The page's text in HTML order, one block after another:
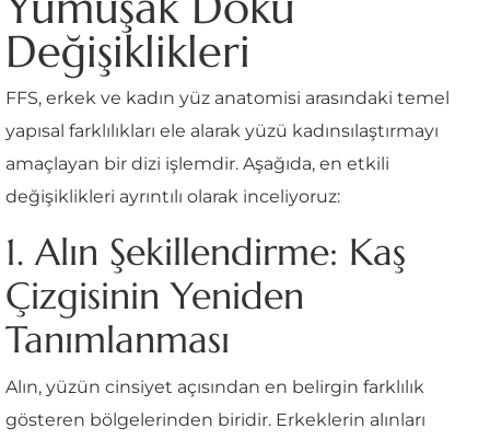
Değişiklikleri
FFS, erkek ve kadın yüz anatomisi arasındaki temel
yapısal farklılıkları ele alarak yüzü kadınsılaştırmayı
amaçlayan bir dizi işlemdir. Aşağıda, en etkili
değişiklikleri ayrıntılı olarak inceliyoruz:
1. Alın Şekillendirme: Kaş
Çizgisinin Yeniden
Tanımlanması
Alın, yüzün cinsiyet açısından en belirgin farklılık
gösteren bölgelerinden biridir. Erkeklerin alınları